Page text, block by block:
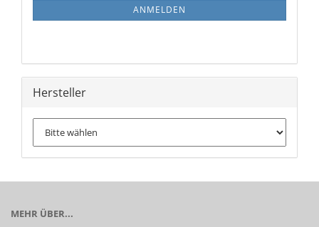
ANMELDEN
Hersteller
MEHR ÜBER...